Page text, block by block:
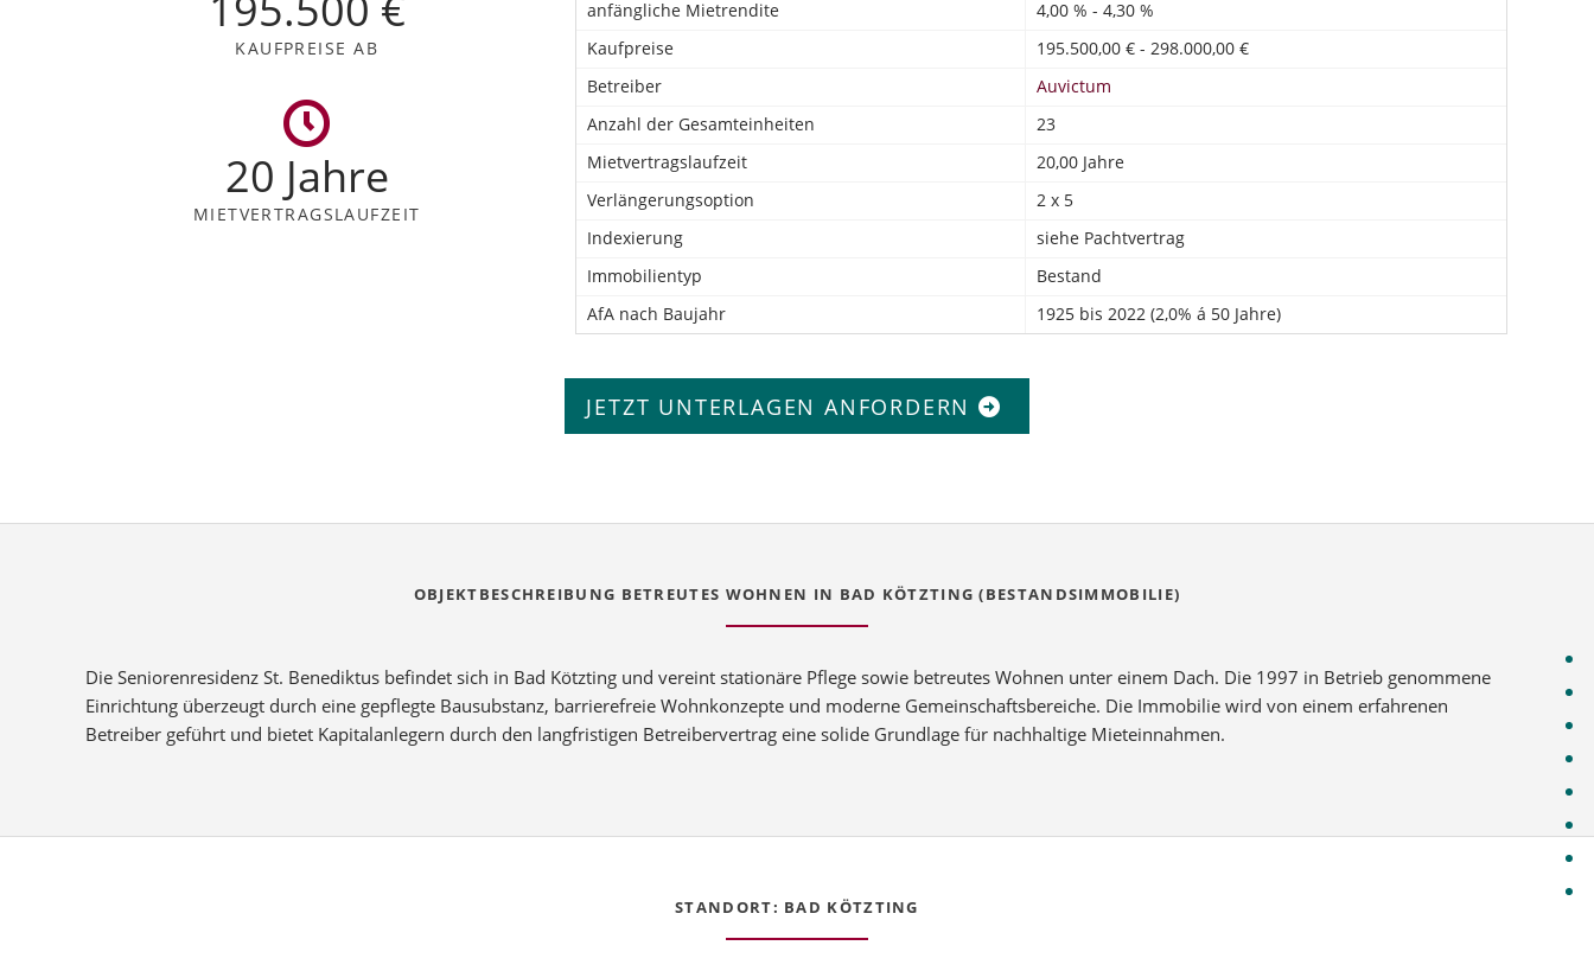
Der
KAUFPREISE AB
20 Jahre
MIETVERTRAGSLAUFZEIT
anfängliche Mietrendite
4,00 % - 4,30 %
Kaufpreise
195.500,00 € - 298.000,00 €
Betreiber
Auvictum
Anzahl der Gesamteinheiten
23
Mietvertragslaufzeit
20,00 Jahre
Verlängerungsoption
2 x 5
Indexierung
siehe Pachtvertrag
Immobilientyp
Bestand
AfA nach Baujahr
1925 bis 2022 (2,0% á 50 Jahre)
JETZT UNTERLAGEN ANFORDERN
OBJEKTBESCHREIBUNG BETREUTES WOHNEN IN BAD KÖTZTING (BESTANDSIMMOBILIE)
Die Seniorenresidenz St. Benediktus befindet sich in Bad Kötzting und vereint stationäre Pflege sowie betreutes Wohnen unter einem Dach. Die 1997 in Betrieb genommene
Einrichtung überzeugt durch eine gepflegte Bausubstanz, barrierefreie Wohnkonzepte und moderne Gemeinschaftsbereiche. Die Immobilie wird von einem erfahrenen
Betreiber geführt und bietet Kapitalanlegern durch den langfristigen Betreibervertrag eine solide Grundlage für nachhaltige Mieteinnahmen.
STANDORT: BAD KÖTZTING